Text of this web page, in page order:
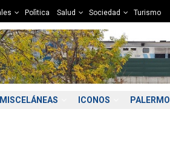
Polìtica Salud Sociedad Turismo
MISCELÁNEAS ICONOS PALERMO